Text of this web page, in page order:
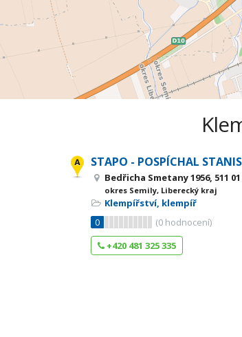
STAPO - POSPÍCHAL
Bedřicha Smetany 1956, 511
okres Semily, Liberecký kraj
Klempířství, klempíř
0
(0 hodnocení)
+420 481 325 335